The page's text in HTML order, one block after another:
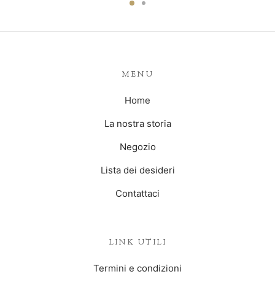
LINK UTILI
Termini e condizioni
MENU
Home
La nostra storia
Negozio
Lista dei desideri
Contattaci